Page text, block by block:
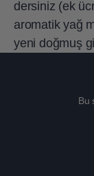
dersiniz (ek
aromatik yağ
yeni doğmuş
Bu